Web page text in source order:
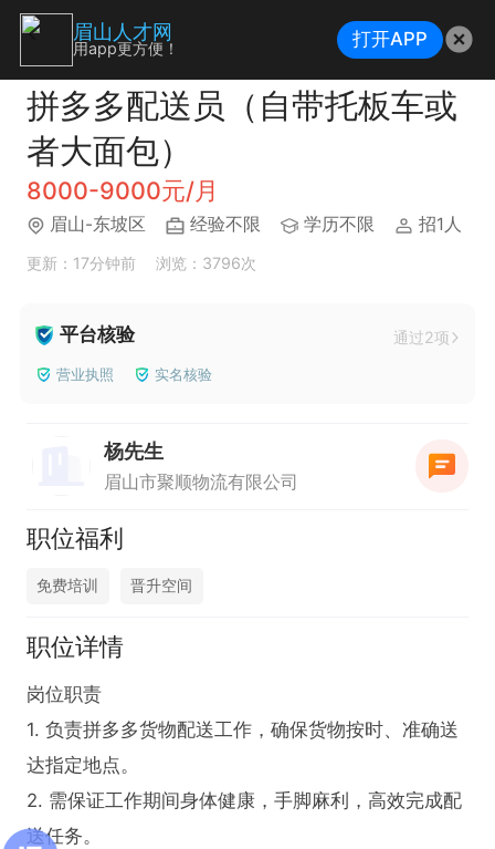
拼多多配送员（自带托板车或
者大面包）
8000-9000元/月
眉山-东坡区 经验不限 学历不限 招1人
更新：17分钟前 浏览：3796次
平台核验 通过2项
营业执照 实名核验
杨先生
眉山市聚顺物流有限公司
职位福利
免费培训 晋升空间
职位详情
岗位职责
1. 负责拼多多货物配送工作，确保货物按时、准确送
达指定地点。
2. 需保证工作期间身体健康，手脚麻利，高效完成配
送任务。
眉山人才网
用app更方便！ 打开APP